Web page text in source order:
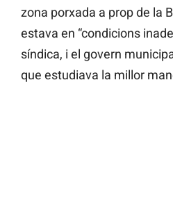
zona porxada a prop de la
estava en “condicions
síndica, i el govern
que estudiava la millor